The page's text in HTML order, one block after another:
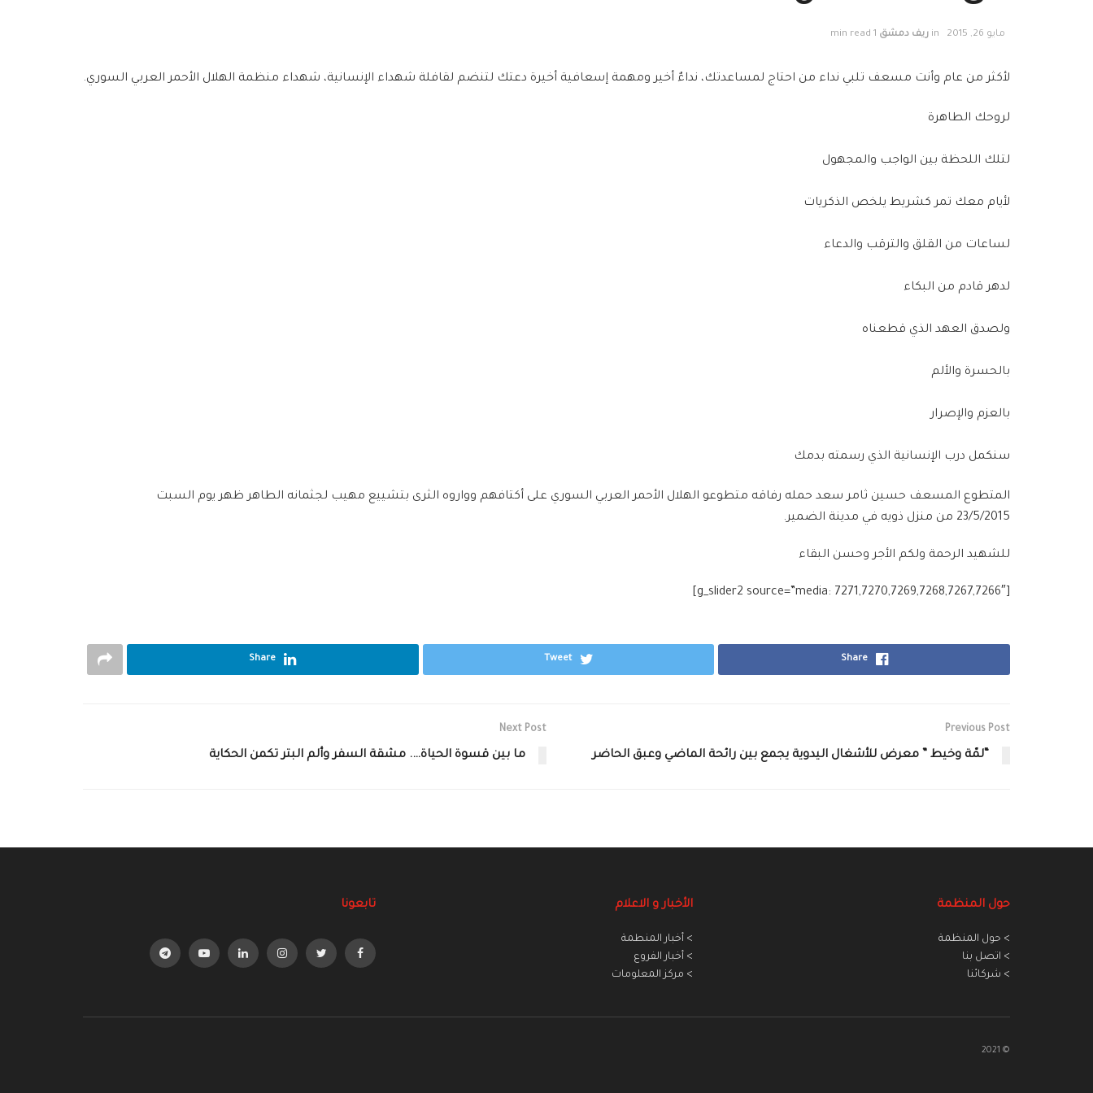
مايو 26, 2015 in ريف دمشق 1 min read
لأكثر من عام وأنت مسعف تلبي نداء من احتاج لمساعدتك، نداءٌ أخير ومهمة إسعافية أخيرة دعتك لتنضم لقافلة شهداء الإنسانية، شهداء منظمة الهلال الأحمر العربي السوري.
لروحك الطاهرة
لتلك اللحظة بين الواجب والمجهول
لأيام معك تمر كشريط يلخص الذكريات
لساعات من القلق والترقب والدعاء
لدهر قادم من البكاء
ولصدق العهد الذي قطعناه
بالحسرة والألم
بالعزم والإصرار
سنكمل درب الإنسانية الذي رسمته بدمك
المتطوع المسعف حسين ثامر سعد حمله رفاقه متطوعو الهلال الأحمر العربي السوري على أكتافهم وواروه الثرى بتشييع مهيب لجثمانه الطاهر ظهر يوم السبت
23/5/2015 من منزل ذويه في مدينة الضمير.
للشهيد الرحمة ولكم الأجر وحسن البقاء
[g_slider2 source=”media: 7271,7270,7269,7268,7267,7266″]
Share
Tweet
Share
Previous Post
“‏لمّة وخيط ” معرض للأشغال اليدوية يجمع بين رائحة الماضي وعبق الحاضر
Next Post
ما بين قسوة الحياة…. مشقة السفر وألم البتر تكمن الحكاية
حول المنظمة
> حول المنظمة
> اتصل بنا
> شركائنا
الأخبار و الاعلام
> أخبار المنطمة
> أخبار الفروع
> مركز المعلومات
تابعونا
© 2021